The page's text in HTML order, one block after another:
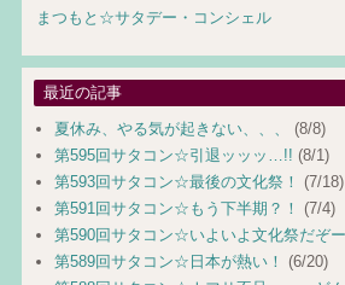
まつもと☆サタデー・コンシェル
最近の記事
夏休み、やる気が起きない、、、
(8/8)
第595回サタコン☆引退ッッッ…!! (8/1)
第593回サタコン☆最後の文化祭！ (7/18)
第591回サタコン☆もう下半期？！ (7/4)
第590回サタコン☆いよいよ文化祭だぞー
第589回サタコン☆日本が熱い！ (6/20)